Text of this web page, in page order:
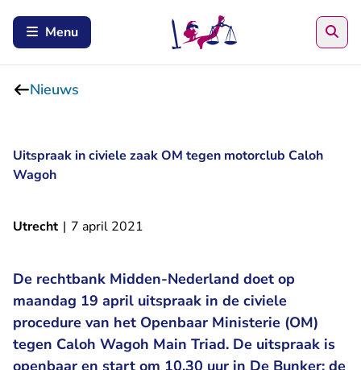
Menu
Nieuws
Uitspraak in civiele zaak OM tegen motorclub Caloh
Wagoh
Utrecht | 7 april 2021
De rechtbank Midden-Nederland doet op
maandag 19 april uitspraak in de civiele
procedure van het Openbaar Ministerie (OM)
tegen Caloh Wagoh Main Triad. De uitspraak is
openbaar en start om 10.30 uur in De Bunker: de